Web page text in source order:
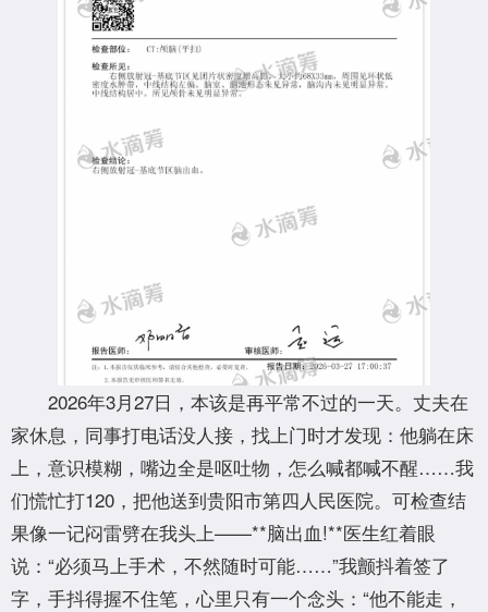
2026年3月27日，本该是再平常不过的一天。丈夫在
家休息，同事打电话没人接，找上门时才发现：他躺在床
上，意识模糊，嘴边全是呕吐物，怎么喊都喊不醒……我
们慌忙打120，把他送到贵阳市第四人民医院。可检查结
果像一记闷雷劈在我头上——**脑出血!**医生红着眼
说：“必须马上手术，不然随时可能……”我颤抖着签了
字，手抖得握不住笔，心里只有一个念头：“他不能走，